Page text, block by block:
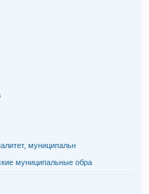
муниципальн
муниципальные обра